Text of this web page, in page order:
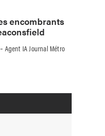
encombrants
-Agent IA Journal Métro